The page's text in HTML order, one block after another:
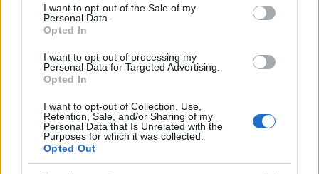
consent section.
I want to opt-out of the Sale of my
Personal Data.
Opted In
I want to opt-out of processing my
Personal Data for Targeted Advertising.
Opted In
I want to opt-out of Collection, Use,
Retention, Sale, and/or Sharing of my
Personal Data that Is Unrelated with the
Purposes for which it was collected.
Opted Out
მაღალი გარჩევადობის ლანდშაფტის ფოტოზე
გამოსახულია წყლის წიწმატის ნათელი
საწოლი, რომელიც ხარობს არაღრმა, რბილად
მომდინარე წყლის არხში, რომელიც
განკუთვნილია წყლის მცენარეების
გასაშენებლად. სცენა განათებულია კაშკაშა
ბუნებრივი დღის სინათლით, რომელიც ხაზს
უსვამს წყლის წიწმატის ფოთლების ნათელ
მწვანე ფერს და სუფთა, ჯანსაღ იერსახეს.
მცენარეები მჭიდროდ იზრდებიან ვიწრო,
ქვებით მოპირკეთებული არხის ორივე მხარეს,